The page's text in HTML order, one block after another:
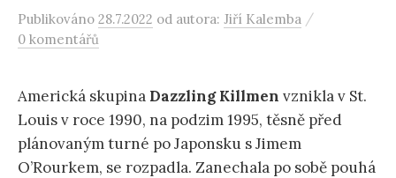
Publikováno 28.7.2022 od autora: Jiří Kalemba /
0 komentářů
Americká skupina Dazzling Killmen vznikla v St.
Louis v roce 1990, na podzim 1995, těsně před
plánovaným turné po Japonsku s Jimem
O’Rourkem, se rozpadla. Zanechala po sobě pouhá